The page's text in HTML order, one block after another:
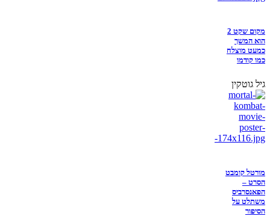
מקום שקט 2
הוא המשך
כמעט מוצלח
כמו קודמו
גיל גוטקין
מורטל קומבט
הסרט –
הפאנסרביס
משתלט על
הסיפור